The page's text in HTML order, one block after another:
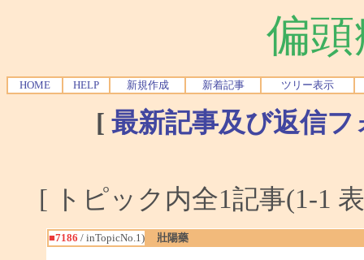
偏
HOME HELP 新規作成 新着記事 ツリー表示
[ 最新記事及び返信
[ トピック内全1記事(1-1
■7186 / inTopicNo.1) 壯陽藥